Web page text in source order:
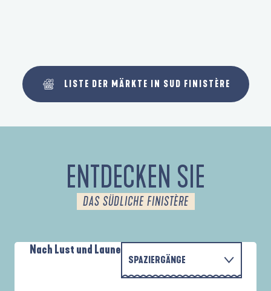
LISTE DER MÄRKTE IN SUD FINISTÈRE
ENTDECKEN SIE
DAS SÜDLICHE FINISTÈRE
Nach Lust und Laune
SPAZIERGÄNGE